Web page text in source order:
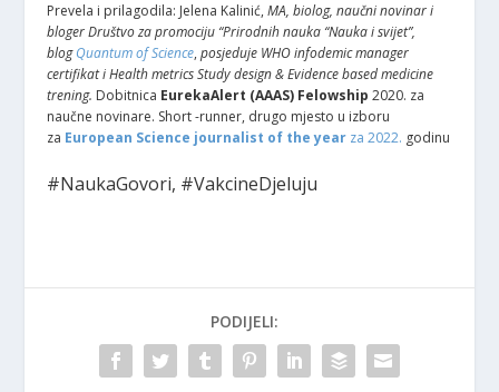
Prevela i prilagodila: Jelena Kalinić, MA, biolog, naučni novinar i
bloger Društvo za promociju “Prirodnih nauka “Nauka i svijet”,
blogQuantum of Science,posjeduje WHO infodemic manager
certifikat i Health metrics Study design & Evidence based medicine
trening. Dobitnica EurekaAlert (AAAS) Felowship 2020. za
naučne novinare. Short -runner, drugo mjesto u izboru
za European Science journalist of the year za 2022. godinu
#NaukaGovori, #VakcineDjeluju
PODIJELI: